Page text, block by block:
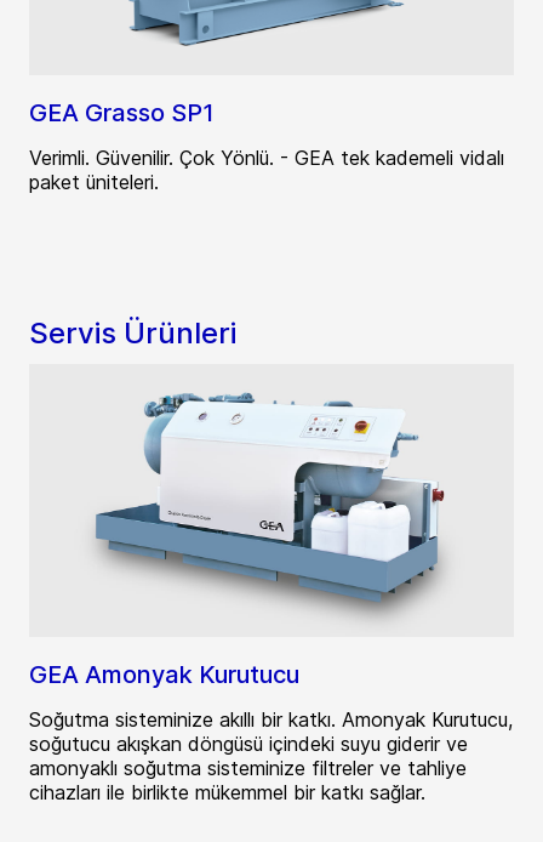
GEA Grasso SP1
Verimli. Güvenilir. Çok Yönlü. - GEA tek kademeli vidalı
paket üniteleri.
Servis Ürünleri
GEA Amonyak Kurutucu
Soğutma sisteminize akıllı bir katkı. Amonyak Kurutucu,
soğutucu akışkan döngüsü içindeki suyu giderir ve
amonyaklı soğutma sisteminize filtreler ve tahliye
cihazları ile birlikte mükemmel bir katkı sağlar.